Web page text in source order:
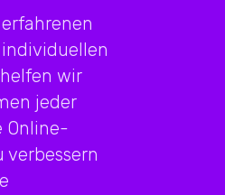
wir
jeder
Online-
verbessern